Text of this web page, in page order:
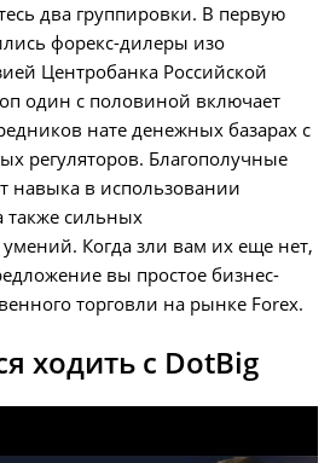
два группировки. В первую
форекс-дилеры изо
Центробанка Российской
один с половиной включает
нате денежных базарах с
регуляторов. Благополучные
навыка в использовании
также сильных
Когда зли вам их еще нет,
вы простое бизнес-
торговли на рынке Forex.
ходить с DotBig